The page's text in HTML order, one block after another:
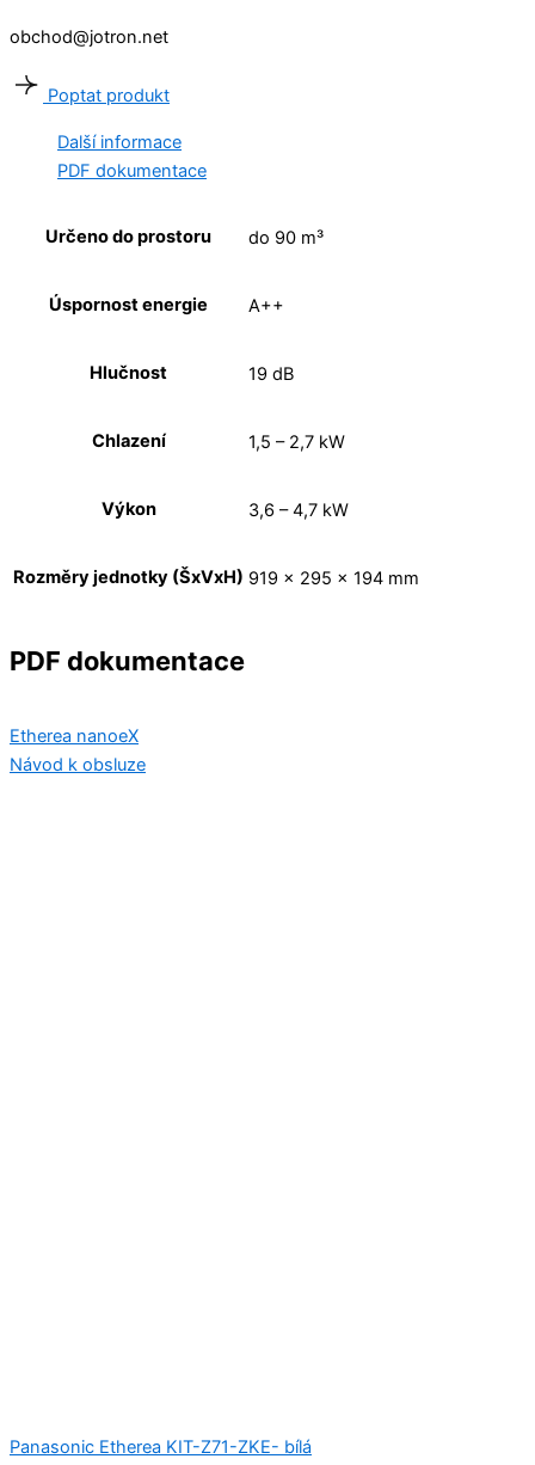
obchod@jotron.net
Poptat produkt
Další informace
PDF dokumentace
Určeno do prostoru do 90 m³
Úspornost energie A++
Hlučnost 19 dB
Chlazení 1,5 – 2,7 kW
Výkon 3,6 – 4,7 kW
Rozměry jednotky (ŠxVxH) 919 x 295 x 194 mm
PDF dokumentace
Etherea nanoeX
Návod k obsluze
Panasonic Etherea KIT-Z71-ZKE- bílá